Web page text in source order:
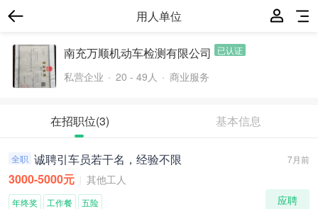
用人单位
南充万顺机动车检测有限公司 已认证
私营企业 20 - 49人 商业服务
在招职位(3) 基本信息
7月前
全职 诚聘引车员若干名，经验不限
3000-5000元
其他工人
应聘
年终奖 工作餐 五险